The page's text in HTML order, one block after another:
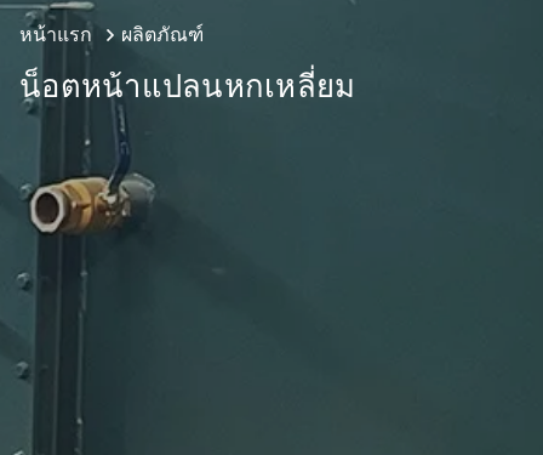
หน้าแรก ผลิตภัณฑ์
น็อตหน้าแปลนหกเหลี่ยม